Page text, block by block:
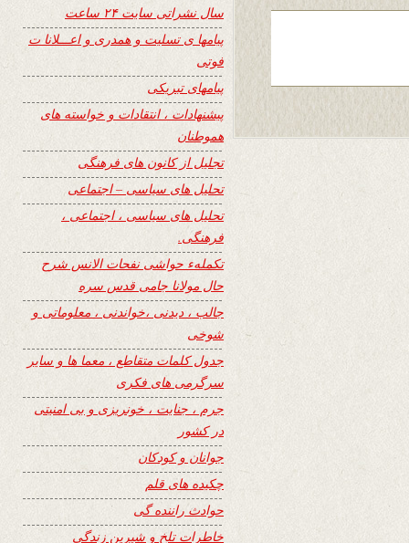
سال نشراتی سایت ۲۴ ساعت
پیامها ی تسلیت و همدری و اعـــلانا ت
فوتی
پیامهای تبریکی
پیشنهادات ، انتقادات و خواسته های
هموطنان
تجلیل از کانون های فرهنگی
تحلیل های سیاسی – اجتماعی
تحلیل های سیاسی ، اجتماعی ،
فرهنگی.
تکملهء حواشی نفحات الانس شرح
حال مولانا جامی قدس سره
جالب ، دیدنی ،خواندنی ، معلوماتی و
شوخی
جدول کلمات متقاطع ، معما ها و سایر
سرگرمی های فکری
جرم ، جنایت ، خونریزی و بی امنیتی
در کشور
جوانان و کودکان
چکیده های قلم
حوادث راننده گی
خاطرات تلخ و شیرین زندگی